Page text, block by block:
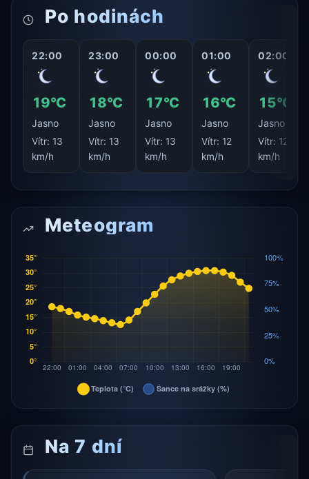
Po hodinách
22:00
19°C
Jasno
Vítr: 13
km/h
23:00
18°C
Jasno
Vítr: 13
km/h
00:00
17°C
Jasno
Vítr: 13
km/h
01:00
16°C
Jasno
Vítr: 12
km/h
02:00
15°C
Jasno
Vítr: 12
km/h
Meteogram
Na 7 dní